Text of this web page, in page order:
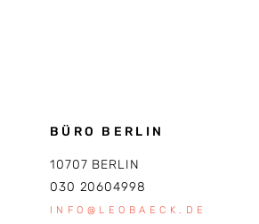
BÜRO BERLIN
10707 BERLIN
030 20604998
INFO@LEOBAECK.DE